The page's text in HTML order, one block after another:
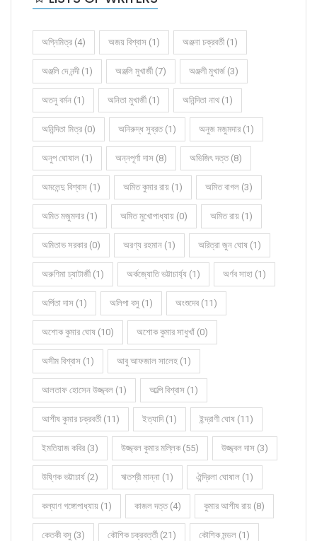
অগ্নিমিত্র (4) অজয় বিশ্বাস (1) অঞ্জনা চক্রবর্তী (1)
অঞ্জলি দে নন্দী (1) অঞ্জলি মুখার্জী (7) অঞ্জলী মুখার্জ (3)
অতনু বর্মন (1) অনিতা মুখার্জী (1) অনিন্দিতা নাথ (1)
অনিন্দিতা মিত্র (0) অনিরুদ্ধ সুব্রত (1) অনুজ মজুমদার (1)
অনুপ ঘোষাল (1) অন্নপূর্ণা দাস (8) অভিজিৎ দত্ত (8)
অমলেন্দু বিশ্বাস (1) অমিত কুমার রায় (1) অমিত বাগল (3)
অমিত মজুমদার (1) অমিত মুখোপাধ্যায় (0) অমিত রায় (1)
অমিতাভ সরকার (0) অরণ্য রহমান (1) অরিত্রা জুন ঘোষ (1)
অরুণিমা চ্যাটার্জী (1) অর্কজ্যোতি ভট্টাচার্য্য (1) অর্ণব সাহা (1)
অর্পিতা দাস (1) অলিপা বসু (1) অংশুদেব (11)
অশোক কুমার ঘোষ (10) অশোক কুমার সাধুখাঁ (0)
অসীম বিশ্বাস (1) আবু আফজাল সালেহ (1)
আলতাফ হোসেন উজ্জ্বল (1) আল্পি বিশ্বাস (1)
আশীষ কুমার চক্রবর্তী (11) ইত্যাদি (1) ইন্দ্রাণী ঘোষ (11)
ইমতিয়াজ কবির (3) উজ্জ্বল কুমার মল্লিক (55) উজ্জ্বল দাস (3)
উষ্ণিক ভট্টাচার্য (2) ঋতশ্রী মান্না (1) ঐন্দ্রিলা ঘোষাল (1)
কল্যাণ গঙ্গোপাধ্যায় (1) কাজল দত্ত (4) কুমার আশীষ রায় (8)
কেতকী বসু (3) কৌশিক চক্রবর্ত্তী (21) কৌশিক মন্ডল (1)